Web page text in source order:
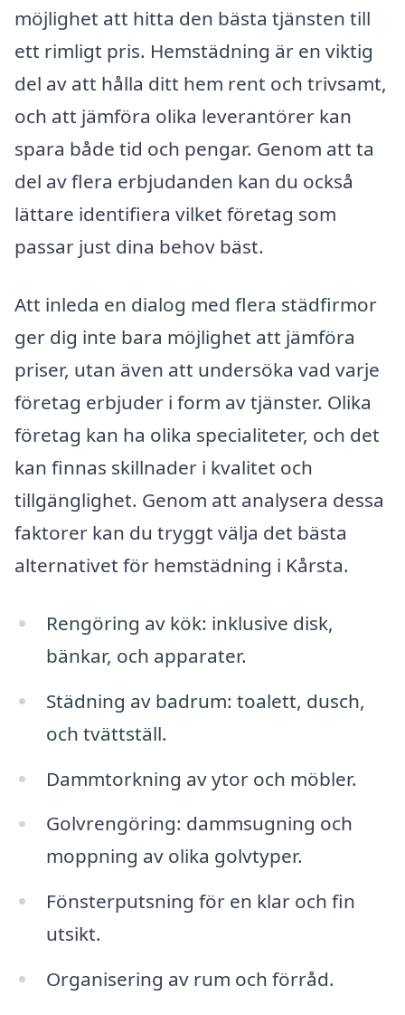
möjlighet att hitta den bästa tjänsten till
ett rimligt pris. Hemstädning är en viktig
del av att hålla ditt hem rent och trivsamt,
och att jämföra olika leverantörer kan
spara både tid och pengar. Genom att ta
del av flera erbjudanden kan du också
lättare identifiera vilket företag som
passar just dina behov bäst.
Att inleda en dialog med flera städfirmor
ger dig inte bara möjlighet att jämföra
priser, utan även att undersöka vad varje
företag erbjuder i form av tjänster. Olika
företag kan ha olika specialiteter, och det
kan finnas skillnader i kvalitet och
tillgänglighet. Genom att analysera dessa
faktorer kan du tryggt välja det bästa
alternativet för hemstädning i Kårsta.
Rengöring av kök: inklusive disk,
bänkar, och apparater.
Städning av badrum: toalett, dusch,
och tvättställ.
Dammtorkning av ytor och möbler.
Golvrengöring: dammsugning och
moppning av olika golvtyper.
Fönsterputsning för en klar och fin
utsikt.
Organisering av rum och förråd.